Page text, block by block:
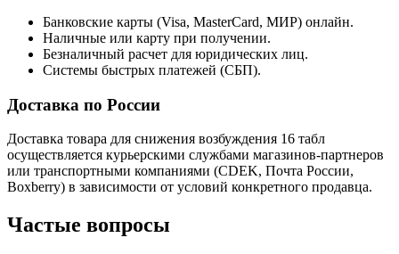
Банковские карты (Visa, MasterCard, МИР) онлайн.
Наличные или карту при получении.
Безналичный расчет для юридических лиц.
Системы быстрых платежей (СБП).
Доставка по России
Доставка товара для снижения возбуждения 16 табл
осуществляется курьерскими службами магазинов-партнеров
или транспортными компаниями (CDEK, Почта России,
Boxberry) в зависимости от условий конкретного продавца.
Частые вопросы